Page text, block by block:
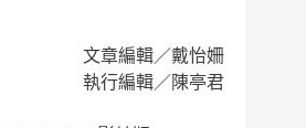
文章編輯／戴怡姍
執行編輯／陳亭君